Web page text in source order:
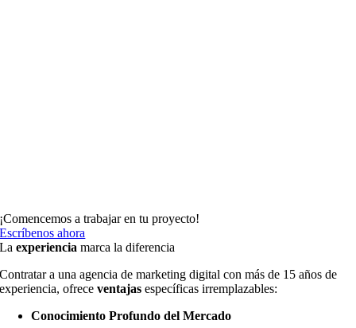
¡Comencemos a trabajar en tu proyecto!
Escríbenos ahora
Laexperiencia marca la diferencia
Contratar a una agencia de marketing digital con más de 15 años de
experiencia, ofreceventajas específicas irremplazables:
Conocimiento Profundo del Mercado